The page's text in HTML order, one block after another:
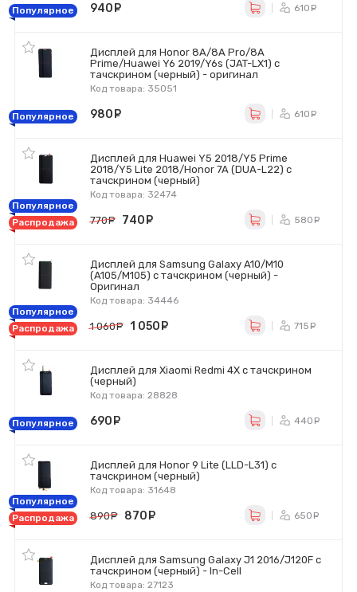
Популярное 940 610
Дисплей для Honor 8A/8A Pro/8A
Prime/Huawei Y6 2019/Y6s (JAT-LX1) с
тачскрином (черный) - оригинал
Код товара: 35051
Популярное 980 610
Дисплей для Huawei Y5 2018/Y5 Prime
2018/Y5 Lite 2018/Honor 7A (DUA-L22) с
тачскрином (черный)
Код товара: 32474
Популярное
Распродажа
770 руб.
740 580
Дисплей для Samsung Galaxy A10/M10
(A105/M105) с тачскрином (черный) -
Оригинал
Код товара: 34446
Популярное
Распродажа
1 060 руб.
1 050 715
Дисплей для Xiaomi Redmi 4X с тачскрином
(черный)
Код товара: 28828
Популярное 690 440
Дисплей для Honor 9 Lite (LLD-L31) с
тачскрином (черный)
Код товара: 31648
Популярное
Распродажа
890 руб.
870 650
Дисплей для Samsung Galaxy J1 2016/J120F с
тачскрином (черный) - In-Cell
Код товара: 27123